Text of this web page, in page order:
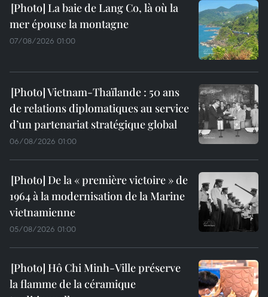
La baie de Lang Co, là où la
mer épouse la montagne
07/08/2026 01:00
Vietnam-Thaïlande : 50 ans
de relations diplomatiques au service
d’un partenariat stratégique global
06/08/2026 01:00
De la « première victoire » de
1964 à la modernisation de la Marine
vietnamienne
05/08/2026 01:00
Hô Chi Minh-Ville préserve
la flamme de la céramique